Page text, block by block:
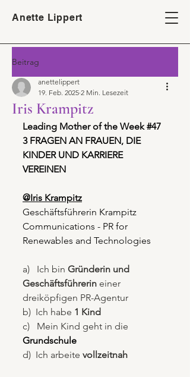
Anette Lippert
Beitrag
Iris Krampitz
anettelippert
19. Feb. 2025 2 Min. Lesezeit
Leading Mother of the Week #47
3 FRAGEN AN FRAUEN, DIE
KINDER UND KARRIERE
VEREINEN
@Iris Krampitz
Geschäftsführerin Krampitz
Communications - PR for
Renewables and Technologies
a)   Ich bin Gründerin und
Geschäftsführerin einer
dreiköpfigen PR-Agentur
b)  Ich habe 1 Kind
c)   Mein Kind geht in die
Grundschule
d)  Ich arbeite vollzeitnah